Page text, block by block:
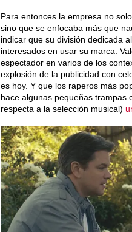
Para entonces la empresa no
sino que se enfocaba más que
indicar que su división dedicada
interesados en usar su marca.
espectador en varios de los
explosión de la publicidad con
es hoy. Y que los raperos más
hace algunas pequeñas trampas
respecta a la selección musical)